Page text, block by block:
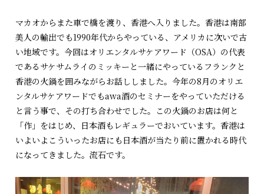
マカオからまた車で橋を渡り、香港へ入りました。香港は南部
美人の輸出でも1990年代からやっている、アメリカに次いで古
い地域です。今回はオリエンタルサケアワード（OSA）の代表
であるサケサムライのミッキーと一緒にやっているフランクと
香港の火鍋を囲みながらお話ししました。今年の8月のオリエ
ンタルサケアワードでもawa酒のセミナーをやっていただける
と言う事で、その打ち合わせでした。この火鍋のお店は何と
「作」をはじめ、日本酒もレギュラーでおいています。香港は
いよいよこういったお店にも日本酒が当たり前に置かれる時代
になってきました。流石です。